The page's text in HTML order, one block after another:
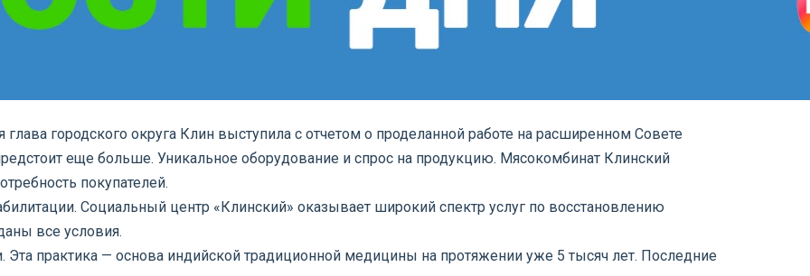
городского округа Клин выступила с отчетом о проделанной работе на расширенном Совете
еще больше. Уникальное оборудование и спрос на продукцию. Мясокомбинат Клинский
покупателей.
Социальный центр «Клинский» оказывает широкий спектр услуг по восстановлению
все условия.
практика — основа индийской традиционной медицины на протяжении уже 5 тысяч лет. Последние